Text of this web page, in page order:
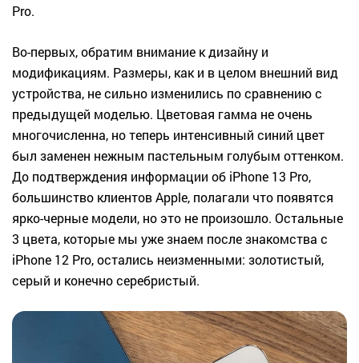
Pro.
Во-первых, обратим внимание к дизайну и
модификациям. Размеры, как и в целом внешний вид
устройства, не сильно изменились по сравнению с
предыдущей моделью. Цветовая гамма не очень
многочисленна, но теперь интенсивный синий цвет
был заменен нежным пастельным голубым оттенком.
До подтверждения информации об iPhone 13 Pro,
большинство клиентов Apple, полагали что появятся
ярко-черные модели, но это не произошло. Остальные
3 цвета, которые мы уже знаем после знакомства с
iPhone 12 Pro, остались неизменными: золотистый,
серый и конечно серебристый.